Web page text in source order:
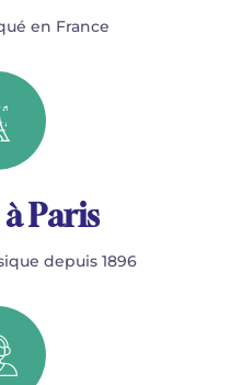
en France
Paris
depuis 1896